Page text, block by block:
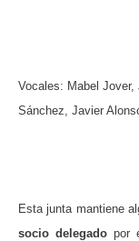
Vocales: Mabel
Sánchez, Javier
Esta junta mantiene
socio delegado por